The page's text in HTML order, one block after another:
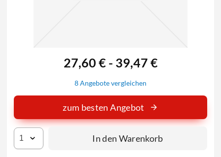
27,60 € - 39,47 €
8 Angebote vergleichen
zum besten Angebot
In den Warenkorb